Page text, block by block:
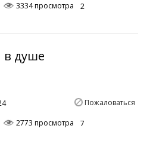
3334 просмотра 2
в душе
Пожаловаться
2773 просмотра 7